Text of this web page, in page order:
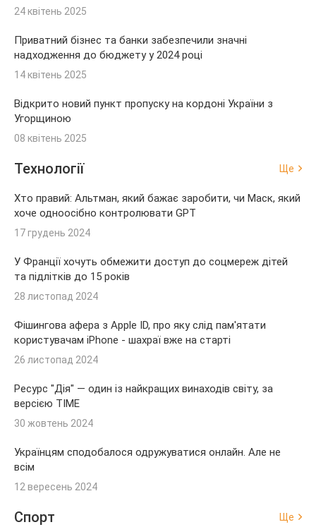
24 квітень 2025
Приватний бізнес та банки забезпечили значні
надходження до бюджету у 2024 році
14 квітень 2025
Відкрито новий пункт пропуску на кордоні України з
Угорщиною
08 квітень 2025
Технології Ще
Хто правий: Альтман, який бажає заробити, чи Маск, який
хоче одноосібно контролювати GPT
17 грудень 2024
У Франції хочуть обмежити доступ до соцмереж дітей
та підлітків до 15 років
28 листопад 2024
Фішингова афера з Apple ID, про яку слід пам'ятати
користувачам iPhone - шахраї вже на старті
26 листопад 2024
Ресурс "Дія" — один із найкращих винаходів світу, за
версією TIME
30 жовтень 2024
Українцям сподобалося одружуватися онлайн. Але не
всім
12 вересень 2024
Спорт Ще